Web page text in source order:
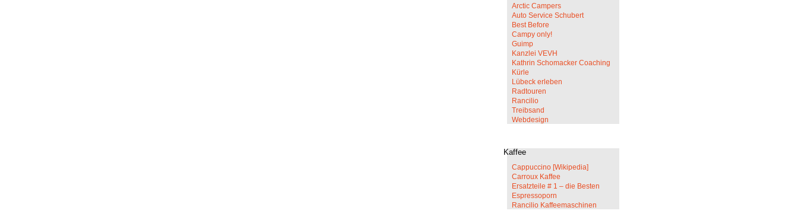
Arctic Campers
Auto Service Schubert
Best Before
Campy only!
Guimp
Kanzlei VEVH
Kathrin Schomacker Coaching
Kürle
Lübeck erleben
Radtouren
Rancilio
Treibsand
Webdesign
Kaffee
Cappuccino [Wikipedia]
Carroux Kaffee
Ersatzteile # 1 – die Besten
Espressoporn
Rancilio Kaffeemaschinen